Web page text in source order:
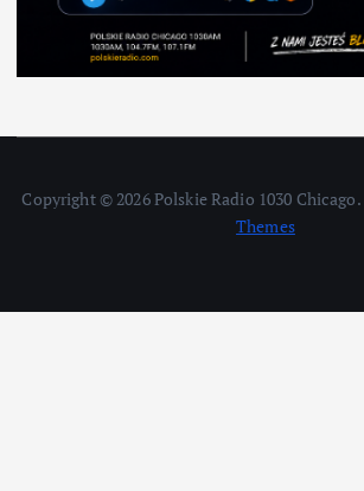
Copyright © 2026 Polskie Radio 1030 Chicago.
Themes